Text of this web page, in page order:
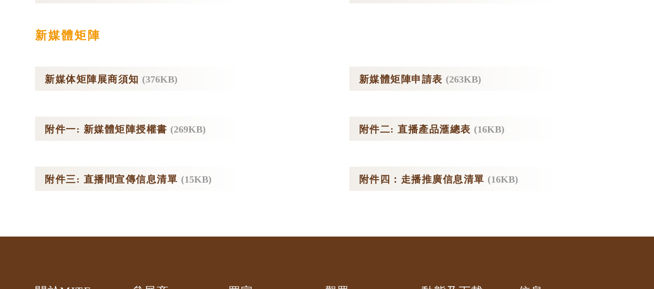
新媒體矩陣
新媒体矩陣展商須知 (376KB) 新媒體矩陣申請表 (263KB)
附件一: 新媒體矩陣授權書 (269KB) 附件二: 直播產品滙總表 (16KB)
附件三: 直播間宣傳信息清單 (15KB) 附件四：走播推廣信息清單 (16KB)